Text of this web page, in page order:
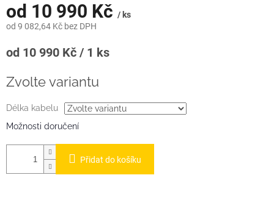
od 10 990 Kč / ks
od 9 082,64 Kč bez DPH
Měrná
od 10 990 Kč / 1 ks
Zvolte variantu
Délka kabelu
Možnosti doručení
Přidat do košíku